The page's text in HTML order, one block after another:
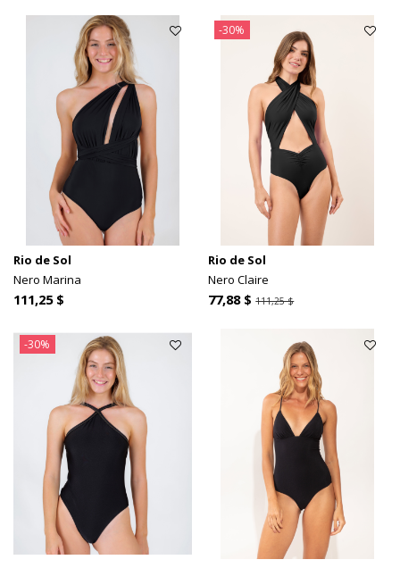
Rio de Sol
Nero Marina
111,25 $
-30%
Rio de Sol
Nero Claire
77,88 $111,25 $
-30%